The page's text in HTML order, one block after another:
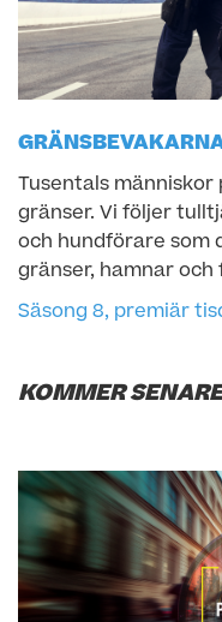
Tusentals
gränser. Vi följer
och hundförare som
gränser, hamnar och
Säsong 8, premiär
KOMMER